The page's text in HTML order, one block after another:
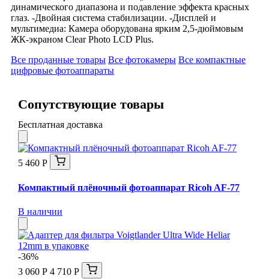
динамического диапазона и подавление эффекта красных
глаз. -Двойная система стабилизации. -Дисплей и
мультимедиа: Камера оборудована ярким 2,5-дюймовым
ЖК-экраном Clear Photo LCD Plus.
Все проданные товары Все фотокамеры Все компактные
цифровые фотоаппараты
Сопутствующие товары
Бесплатная доставка
5 460 Р
Компактный плёночный фотоаппарат Ricoh AF-77
В наличии
-36%
3 060 Р 4 710 Р